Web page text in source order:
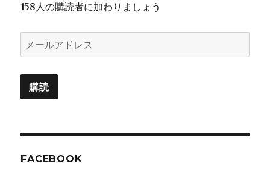
158人の購読者に加わりましょう
ー
ル
ア購読
FACEBOOK